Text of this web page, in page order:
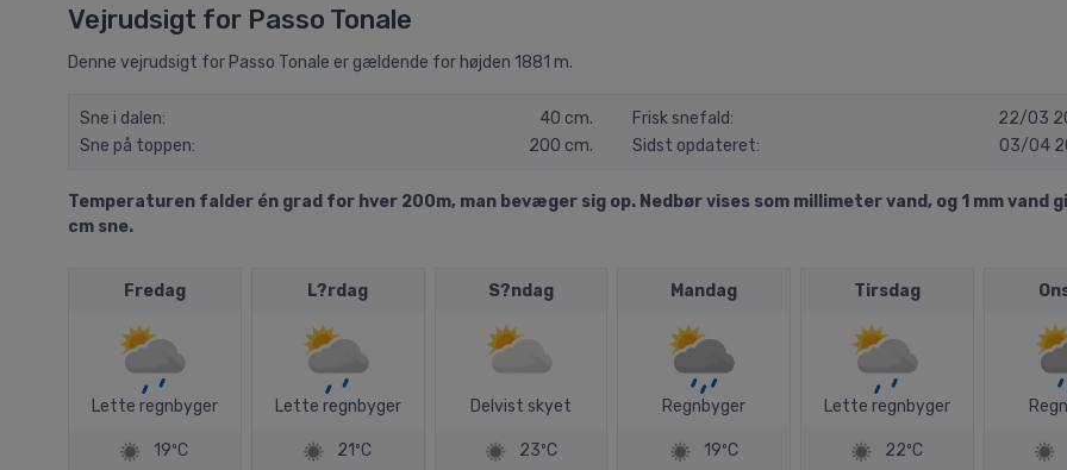
Vejrudsigt for Passo Tonale
Denne vejrudsigt for Passo Tonale er gældende for højden 1881 m.
Sne i dalen:
40 cm.
Sne på toppen:
200 cm.
Frisk snefald:
22/03
Sidst opdateret:
03/04
Temperaturen falder én grad for hver 200m, man bevæger sig op. Nedbør vises som millimeter vand, og 1 mm vand
cm sne.
Fredag
Lette regnbyger
19ºC
L?rdag
Lette regnbyger
21ºC
S?ndag
Delvist skyet
23ºC
Mandag
Regnbyger
19ºC
Tirsdag
Lette regnbyger
22ºC